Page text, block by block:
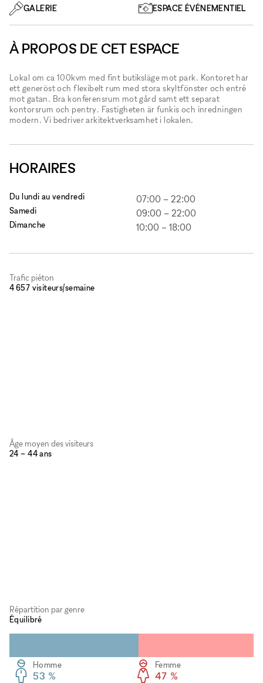
GALERIE ESPACE ÉVÉNEMENTIEL
À PROPOS DE CET ESPACE
Lokal om ca 100kvm med fint butiksläge mot park. Kontoret har
ett generöst och flexibelt rum med stora skyltfönster och entré
mot gatan. Bra konferensrum mot gård samt ett separat
kontorsrum och pentry. Fastigheten är funkis och inredningen
modern. Vi bedriver arkitektverksamhet i lokalen.
HORAIRES
Du lundi au vendredi 07:00 – 22:00
Samedi 09:00 – 22:00
Dimanche 10:00 – 18:00
Trafic piéton
4 657 visiteurs/semaine
Âge moyen des visiteurs
24 – 44 ans
Répartition par genre
Équilibré
Femme
47 %
Homme
53 %